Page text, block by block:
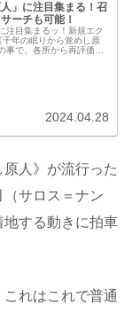
」に注目集まる！召
ーチも可能！
注目集まるッ！新規エク
年の眠りから覚めし原
事で、各所から再評価の
2024.04.28
人》が流行った
サロス＝ナン
する動きに拍車
れはこれで普通